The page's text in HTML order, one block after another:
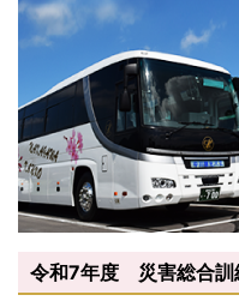
令和7年度 災害総合訓